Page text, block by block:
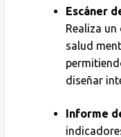
Escáner
Realiza
salud
diseñar
Informe